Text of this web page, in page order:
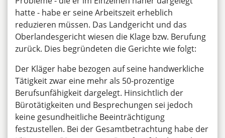
hatte - habe er seine Arbeitszeit erheblich
reduzieren müssen. Das Landgericht und das
Oberlandesgericht wiesen die Klage bzw. Berufung
zurück. Dies begründeten die Gerichte wie folgt:
Der Kläger habe bezogen auf seine handwerkliche
Tätigkeit zwar eine mehr als 50-prozentige
Berufsunfähigkeit dargelegt. Hinsichtlich der
Bürotätigkeiten und Besprechungen sei jedoch
keine gesundheitliche Beeinträchtigung
festzustellen. Bei der Gesamtbetrachtung habe der